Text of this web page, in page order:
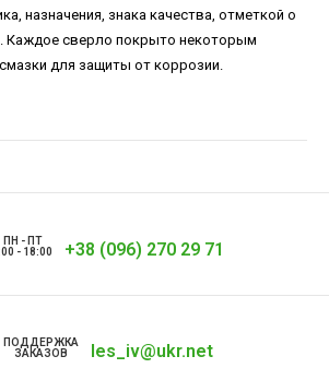
назначения, знака качества, отметкой о
Каждое сверло покрыто некоторым
для защиты от коррозии.
ПН - ПТ
- 18:00
+38 (096) 270 29 71
ПОДДЕРЖКА
ЗАКАЗОВ
les_iv@ukr.net